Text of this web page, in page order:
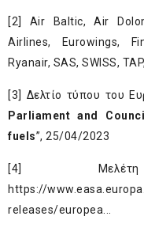
[2]
Air Baltic, Air
Airlines, Eurowings,
Ryanair, SAS, SWISS,
[3] Δελτίο τύπου του
Parliament and
fuels”, 25/04/2023
[4]
https://
releases/europea...